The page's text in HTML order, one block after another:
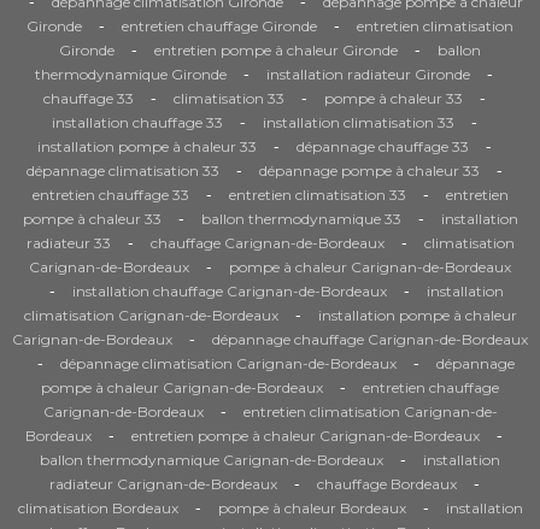
Gironde
- entretien chauffage Gironde -
entretien climatisation
Gironde
- entretien pompe à chaleur Gironde -
ballon
thermodynamique Gironde
- installation radiateur Gironde -
chauffage 33 - climatisation 33 - pompe à chaleur 33 -
installation chauffage 33 - installation climatisation 33 -
installation pompe à chaleur 33 - dépannage chauffage 33 -
dépannage climatisation 33 - dépannage pompe à chaleur 33 -
entretien chauffage 33 - entretien climatisation 33 -
entretien
pompe à chaleur 33
- ballon thermodynamique 33 -
installation
radiateur 33
- chauffage Carignan-de-Bordeaux -
climatisation
Carignan-de-Bordeaux
- pompe à chaleur Carignan-de-Bordeaux
- installation chauffage Carignan-de-Bordeaux -
installation
climatisation Carignan-de-Bordeaux
-
installation pompe à chaleur
Carignan-de-Bordeaux
- dépannage chauffage Carignan-de-Bordeaux
- dépannage climatisation Carignan-de-Bordeaux -
dépannage
pompe à chaleur Carignan-de-Bordeaux
-
entretien chauffage
Carignan-de-Bordeaux
-
entretien climatisation Carignan-de-
Bordeaux
- entretien pompe à chaleur Carignan-de-Bordeaux -
ballon thermodynamique Carignan-de-Bordeaux -
installation
radiateur Carignan-de-Bordeaux
- chauffage Bordeaux -
climatisation Bordeaux - pompe à chaleur Bordeaux -
installation